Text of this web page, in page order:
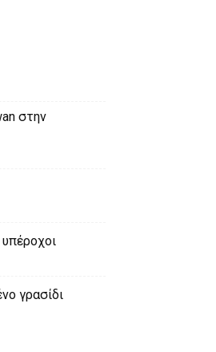
στην
γρασίδι